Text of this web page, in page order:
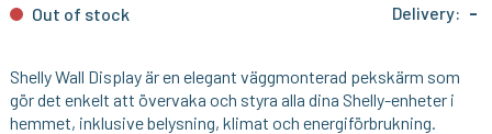
Out of stock Delivery: -
Shelly Wall Display är en elegant väggmonterad pekskärm som
gör det enkelt att övervaka och styra alla dina Shelly-enheter i
hemmet, inklusive belysning, klimat och energiförbrukning.